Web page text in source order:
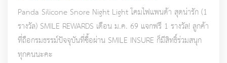
Panda Silicone Snore Night Light โคมไฟแพนด้า สุดน่ารัก (1
รางวัล) SMILE REWARDS เดือน ม.ค. 69 แจกฟรี 1 รางวัล! ลูกค้า
ที่ถือกรมธรรม์ปัจจุบันที่ซื้อผ่าน SMILE INSURE ก็มีสิทธิ์ร่วมสนุก
ทุกคนนะคะ